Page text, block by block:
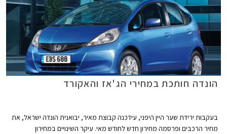
הונדה חותכת במחירי הג'אז והאקורד
בעקבות ירידת שער היין היפני, עידכנה קבוצת מאיר, יבואנית הונדה ישראל, את
מחיר הרכבים ופרסמה מחירון חדש לחודש מאי. עיקר השינויים במחירון